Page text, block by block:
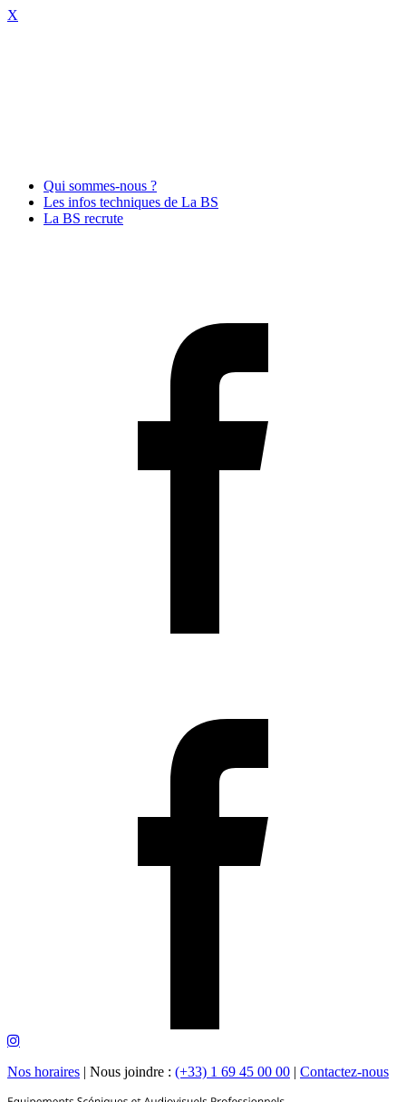
X
Qui sommes-nous ?
Les infos techniques de La BS
La BS recrute
Nos horaires | Nous joindre : (+33) 1 69 45 00 00 | Contactez-nous